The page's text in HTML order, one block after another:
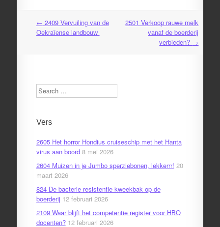
Post
navigation
← 2409 Vervuiling van de
Oekraïense landbouw
2501 Verkoop rauwe melk
vanaf de boerderij
verbieden? →
Search
Vers
2605 Het horror Hondius cruiseschip met het Hanta
virus aan boord 8 mei 2026
2604 Muizen in je Jumbo sperziebonen, lekkerrr! 20
maart 2026
824 De bacterie resistentie kweekbak op de
boerderij 12 februari 2026
2109 Waar blijft het competentie register voor HBO
docenten? 12 februari 2026